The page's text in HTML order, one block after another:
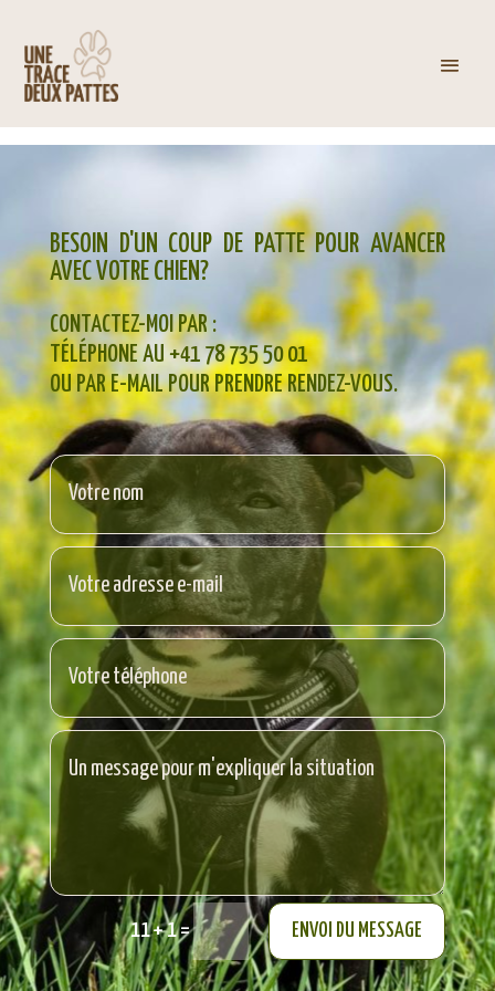
BESOIN D'UN COUP DE PATTE POUR AVANCER
AVEC VOTRE CHIEN?
CONTACTEZ-MOI PAR :
TÉLÉPHONE AU +41 78 735 50 01
OU PAR E-MAIL POUR PRENDRE RENDEZ-VOUS.
11 + 1= ENVOI DU MESSAGE
Alternative: